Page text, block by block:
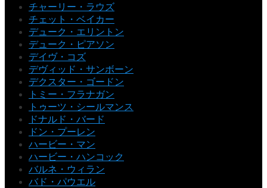
チャーリー・ラウズ
チェット・ベイカー
デューク・エリントン
デューク・ピアソン
デイヴ・コズ
デヴィッド・サンボーン
デクスター・ゴードン
トミー・フラナガン
トゥーツ・シールマンス
ドナルド・バード
ドン・プーレン
ハービー・マン
ハービー・ハンコック
バルネ・ウィラン
バド・パウエル